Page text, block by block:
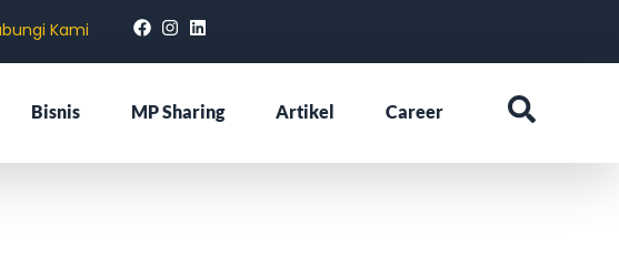
Kami
Bisnis MP Sharing Artikel Career